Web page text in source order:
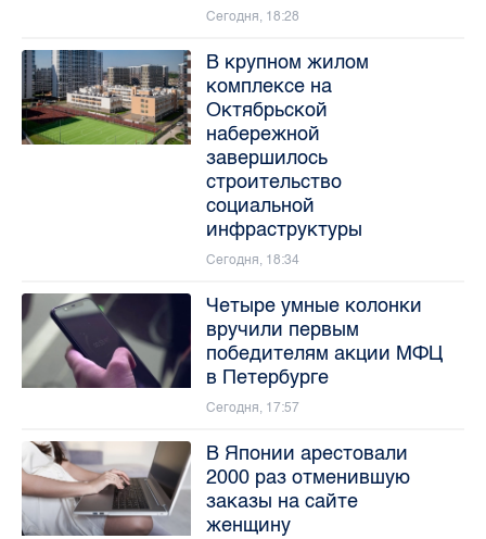
Сегодня, 18:28
В крупном жилом
комплексе на
Октябрьской
набережной
завершилось
строительство
социальной
инфраструктуры
Сегодня, 18:34
Четыре умные колонки
вручили первым
победителям акции МФЦ
в Петербурге
Сегодня, 17:57
В Японии арестовали
2000 раз отменившую
заказы на сайте
женщину